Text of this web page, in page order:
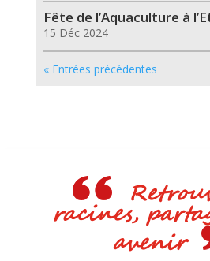
Fête de l’Aquaculture à
15 Déc 2024
« Entrées précédentes
racines,
avenir